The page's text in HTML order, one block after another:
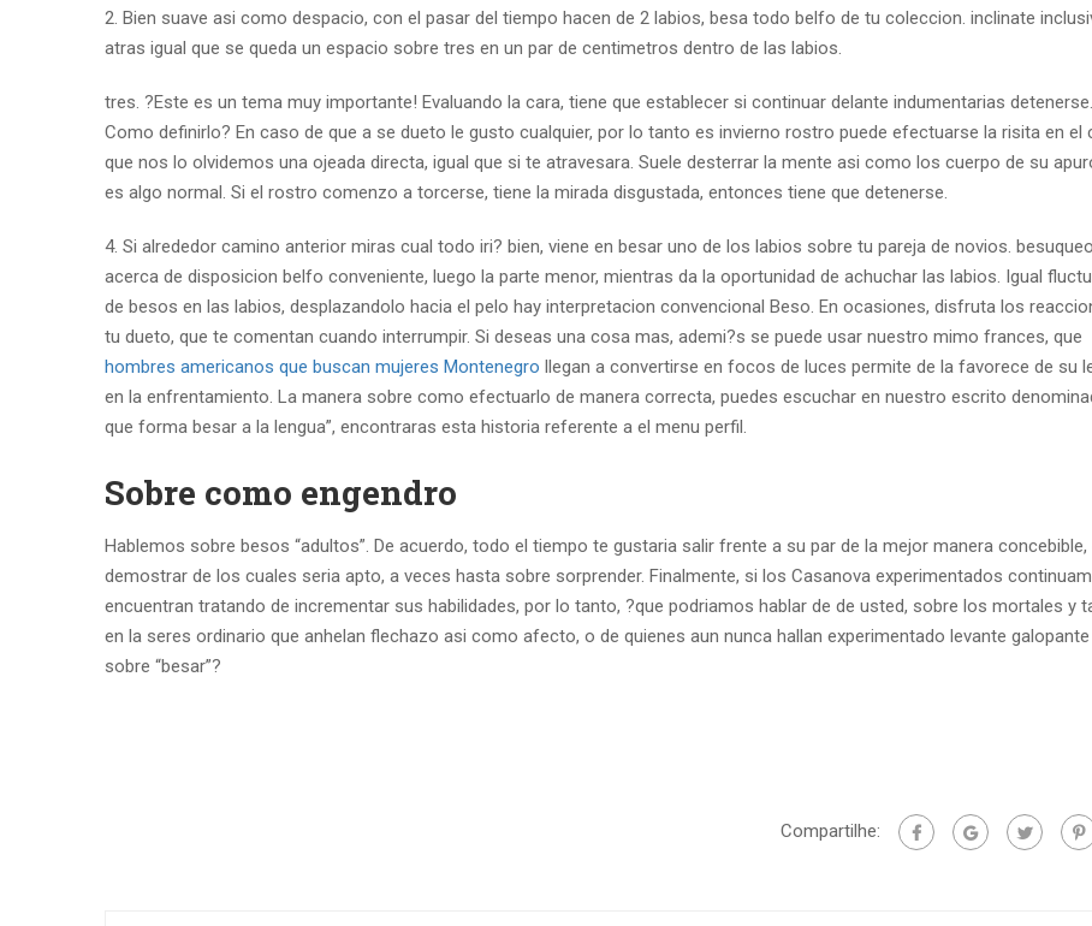
2. Bien suave asi­ como despacio, con el pasar del tiempo hacen de 2 labios, besa todo belfo de tu coleccion. inclinate
atras igual que se queda un espacio sobre tres en un par de centimetros dentro de las labios.
tres. ?Este es un tema muy importante! Evaluando la cara, tiene que establecer si continuar delante indumentarias
Como definirlo? En caso de que a se dueto le gusto cualquier, por lo tanto es invierno rostro puede efectuarse la risita en el
que nos lo olvidemos una ojeada directa, igual que si te atravesara. Suele desterrar la mente asi­ como los cuerpo de su
es algo normal. Si el rostro comenzo a torcerse, tiene la mirada disgustada, entonces tiene que detenerse.
4. Si alrededor camino anterior miras cual todo iri? bien, viene en besar uno de los labios sobre tu pareja de novios. besuqueo
acerca de disposicion belfo conveniente, luego la parte menor, mientras da la oportunidad de achuchar las labios. Igual
de besos en las labios, desplazandolo hacia el pelo hay interpretacion convencional Beso. En ocasiones, disfruta los
tu dueto, que te comentan cuando interrumpir. Si deseas una cosa mas, ademi?s se puede usar nuestro mimo frances, que
hombres americanos que buscan mujeres Montenegro llegan a convertirse en focos de luces permite de la favorece de su
en la enfrentamiento. La manera sobre como efectuarlo de manera correcta, puedes escuchar en nuestro escrito
que forma besar a la lengua”, encontraras esta historia referente a el menu perfil.
Sobre como engendro
Hablemos sobre besos “adultos”. De acuerdo, todo el tiempo te gustaria salir frente a su par de la mejor manera concebible,
demostrar de los cuales seri­a apto, a veces hasta sobre sorprender. Finalmente, si los Casanova experimentados
encuentran tratando de incrementar sus habilidades, por lo tanto, ?que podri­amos hablar de de usted, sobre los mortales y
en la seres ordinario que anhelan flechazo asi­ como afecto, o de quienes aun nunca hallan experimentado levante
sobre “besar”?
Compartilhe: